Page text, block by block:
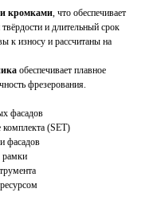
кромками , что обеспечивает
и длительный срок
к износу и рассчитаны на
обеспечивает плавное
фрезерования.
фасадов
комплекта (SET)
фасадов
рамки